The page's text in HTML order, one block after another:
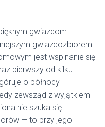
gwiazdom
gwiazdozbiorem
jest wspinanie się
pierwszy od kilku
o północy
zewsząd z wyjątkiem
nie szuka się
— to przy jego